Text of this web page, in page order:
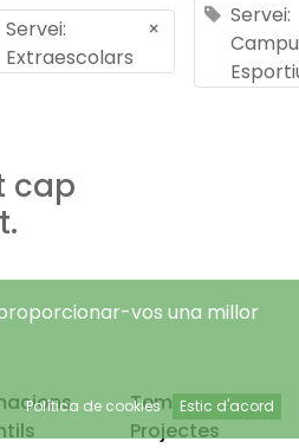
Servei:
Extraescolars
×
Servei:
cap
Temps Lliure
Projectes
vos una millor
Política de cookies Estic d'acord